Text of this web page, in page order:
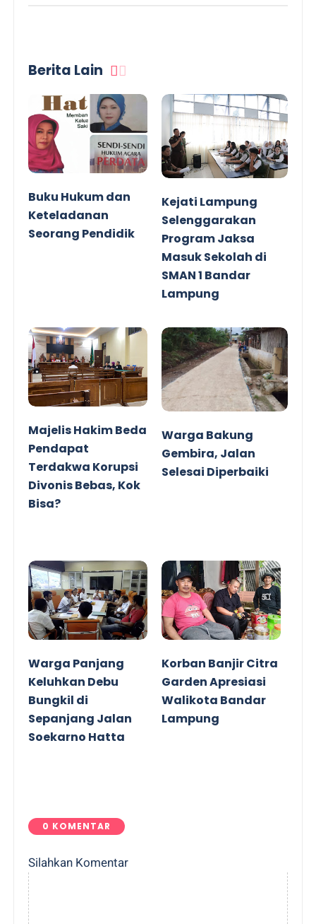
Berita Lain
Buku Hukum dan
Keteladanan
Seorang Pendidik
Kejati Lampung
Selenggarakan
Program Jaksa
Masuk Sekolah di
SMAN 1 Bandar
Lampung
Majelis Hakim Beda
Pendapat
Terdakwa Korupsi
Divonis Bebas, Kok
Bisa?
Warga Bakung
Gembira, Jalan
Selesai Diperbaiki
Warga Panjang
Keluhkan Debu
Bungkil di
Sepanjang Jalan
Soekarno Hatta
Korban Banjir Citra
Garden Apresiasi
Walikota Bandar
Lampung
0 KOMENTAR
Silahkan Komentar